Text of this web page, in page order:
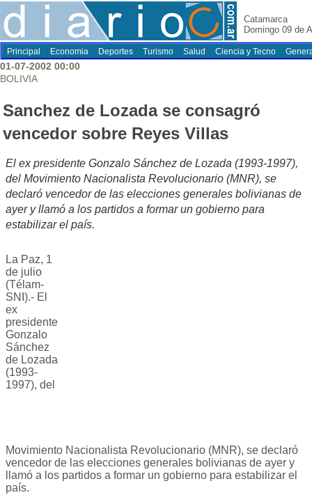
Catamarca
Domingo 09 de
Principal Economia Deportes Turismo Salud Ciencia y Tecno
01-07-2002 00:00
BOLIVIA
Sanchez de Lozada se consagró
vencedor sobre Reyes Villas
El ex presidente Gonzalo Sánchez de Lozada (1993-1997),
del Movimiento Nacionalista Revolucionario (MNR), se
declaró vencedor de las elecciones generales bolivianas de
ayer y llamó a los partidos a formar un gobierno para
estabilizar el país.
La Paz, 1
de julio
(Télam-
SNI).- El
ex
presidente
Gonzalo
Sánchez
de Lozada
(1993-
1997), del
Movimiento Nacionalista Revolucionario (MNR), se declaró
vencedor de las elecciones generales bolivianas de ayer y
llamó a los partidos a formar un gobierno para estabilizar el
país.